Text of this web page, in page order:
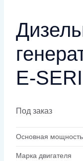
E-
Под заказ
Основная мощность
Марка двигателя